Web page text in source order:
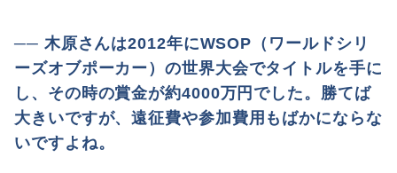
── 木原さんは2012年にWSOP（ワールドシリ
ーズオブポーカー）の世界大会でタイトルを手に
し、その時の賞金が約4000万円でした。勝てば
大きいですが、遠征費や参加費用もばかにならな
いですよね。